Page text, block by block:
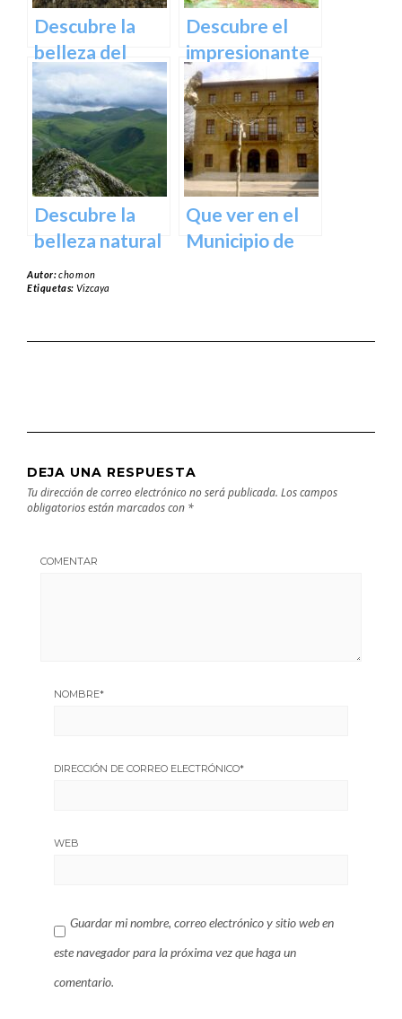
norte de
España
Descubre la
belleza del
Santuario de
Arantzazu en
Guipuzcoa –
Guía turística y
cultural
Descubre el
impresionante
arte natural del
Bosque de Oma
en Vizcaya
Descubre la
belleza natural
del Parque
Natural de
próxima
Que ver en el
Municipio de
Autor:chomon
Etiquetas: Vizcaya
DEJA UNA RESPUESTA
Tu dirección de correo electrónico no será publicada. Los campos
obligatorios están marcados con *
COMENTAR
NOMBRE*
DIRECCIÓN DE CORREO ELECTRÓNICO*
WEB
Guardar mi nombre, correo electrónico y sitio web en
este navegador para la próxima vez que haga un
comentario.